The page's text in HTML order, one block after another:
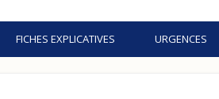
FICHES EXPLICATIVES URGENCES